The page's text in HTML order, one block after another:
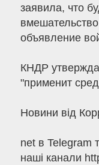
заявила, что
объявление
КНДР
"применит
Новини від
net в Telegram
наші канали